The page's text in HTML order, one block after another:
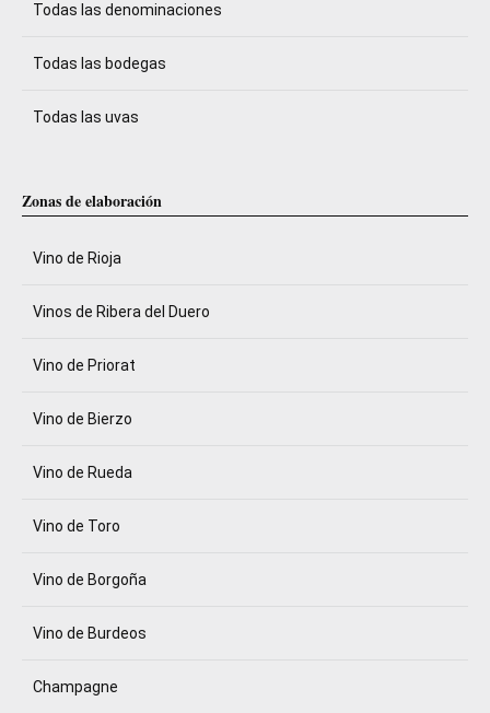
Todas las denominaciones
Todas las bodegas
Todas las uvas
Zonas de elaboración
Vino de Rioja
Vinos de Ribera del Duero
Vino de Priorat
Vino de Bierzo
Vino de Rueda
Vino de Toro
Vino de Borgoña
Vino de Burdeos
Champagne